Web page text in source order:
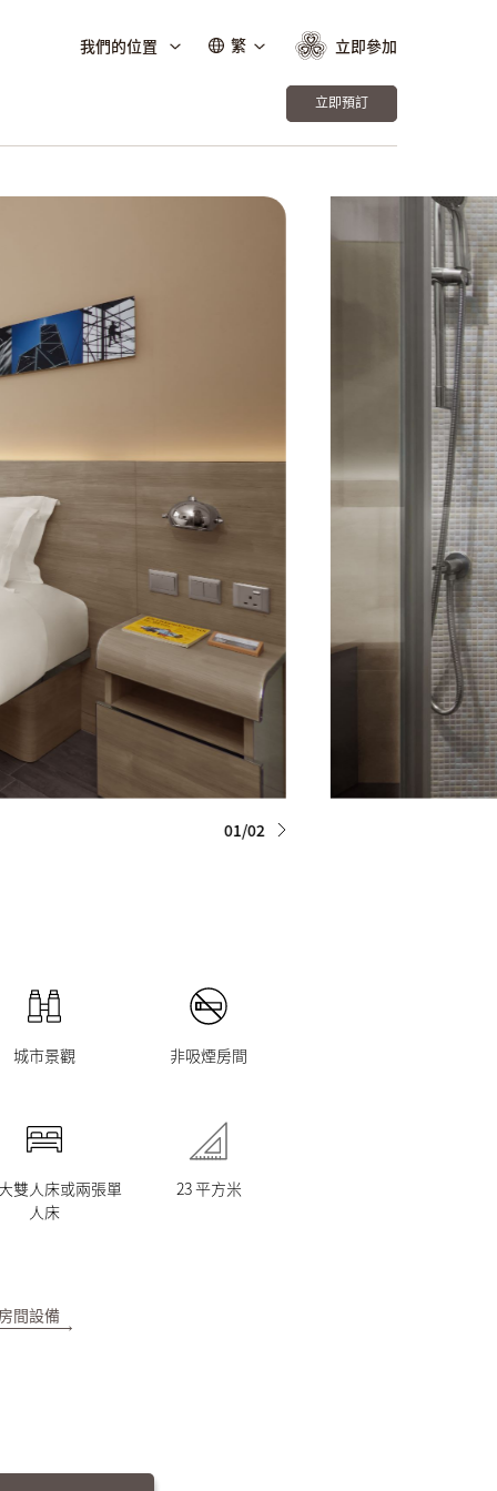
我們的位置 繁 立即參加
立即預訂
01/02
城市景觀 非吸煙房間
雙人床或兩張單
人床
23 平方米
間設備